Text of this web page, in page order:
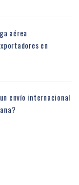
aérea
en
envío internacional